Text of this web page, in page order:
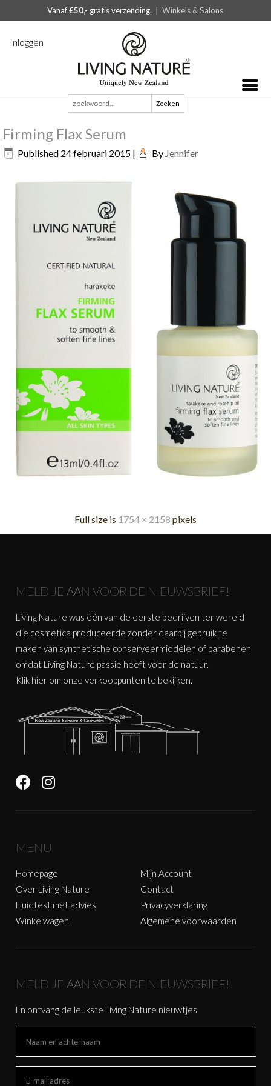
Vanaf€50,- gratis verzending. |Winkels & Salons
Inloggen
Zoeken
naar:
Firming Flax Serum
Published 24 februari 2015 | By Jennifer
Full size is 1754 × 2158 pixels
MELD JE AAN VOOR DE NIEUWSBRIEF!
Living Nature was één van de eerste bedrijven ter wereld
die cosmetica produceerde zonder daarbij gebruik te
maken van synthetische conserveermiddelen of parabenen
omdat Living Nature passie heeft voor de natuur.
Klik hier om onze verkooppunten te bekijken.
MENU
Homepage
Over Living Nature
Huidtest met advies
Winkelwagen
Mijn Account
Contact
Privacyverklaring
Algemene voorwaarden
MELD JE AAN VOOR DE NIEUWSBRIEF!
En ontvang de leukste Living Nature nieuwtjes